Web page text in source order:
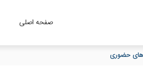
صفحه اصلی
حضوری